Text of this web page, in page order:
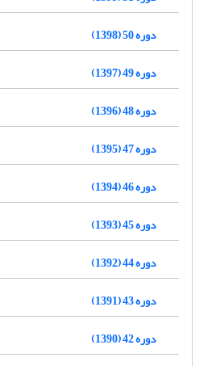
دوره 50 (1398)
دوره 49 (1397)
دوره 48 (1396)
دوره 47 (1395)
دوره 46 (1394)
دوره 45 (1393)
دوره 44 (1392)
دوره 43 (1391)
دوره 42 (1390)